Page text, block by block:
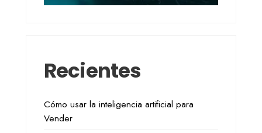
Recientes
Cómo usar la inteligencia artificial para
Vender